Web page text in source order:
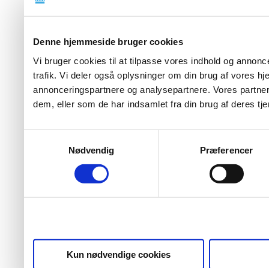
Denne hjemmeside bruger cookies
Vi bruger cookies til at tilpasse vores indhold og
trafik. Vi deler også oplysninger om din brug af vores
annonceringspartnere og analysepartnere. Vores
dem, eller som de har indsamlet fra din brug af deres
Nødvendig
Præferencer
Kun nødvendige cookies